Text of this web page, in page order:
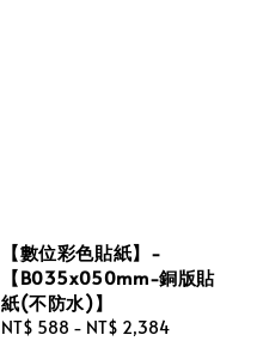
【數位彩色貼紙】-
【B035x050mm-銅版貼
紙(不防水)】
Regular
NT$ 588 - NT$ 2,384